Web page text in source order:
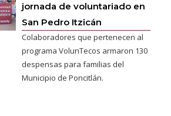
jornada de voluntariado en
San Pedro Itzicán
Colaboradores que pertenecen al
programa VolunTecos armaron 130
despensas para familias del
Municipio de Poncitlán.